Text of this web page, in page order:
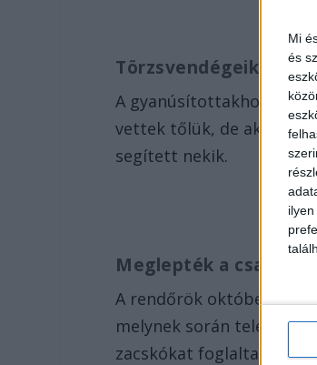
Mi
és
Törzsvendégeik
A gyanúsítottakhoz több
vettek tőlük, de akadt
segített nekik.
Meglepték a családot
A rendőrök október 15-
melynek során
zacskókat foglaltak le.